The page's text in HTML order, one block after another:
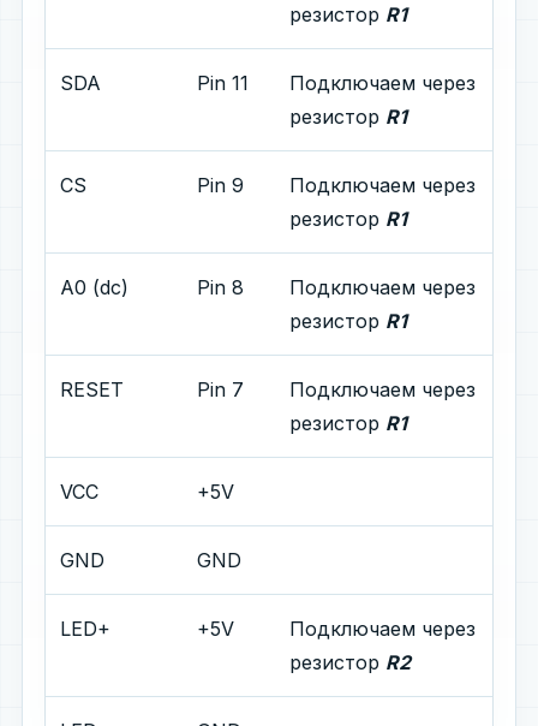
резистор R1
SDA Pin 11
Подключаем через
резистор R1
CS Pin 9
Подключаем через
резистор R1
A0 (dc) Pin 8
Подключаем через
резистор R1
RESET Pin 7
Подключаем через
резистор R1
VCC +5V
GND GND
LED+ +5V
Подключаем через
резистор R2